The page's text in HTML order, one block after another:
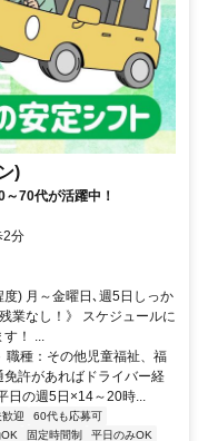
)
70代が活躍中！
2分
) 月～金曜日､週5日しっか
業なし！》 スケジュールに
！ ...
職種：その他児童福祉、福
許があればドライバー経
日の週5日×14～20時...
迎
60代も応募可
固定時間制
平日のみOK